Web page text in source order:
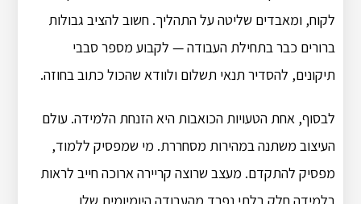
לקוח, ומאבדים שליטה על התהליך. חשוב להציב גבולות
ברורים כבר בתחילת העבודה — לקבוע מספר סבבי
תיקונים, להסדיר תנאי תשלום ולוודא שהכול כתוב בחוזה.
לבסוף, אחת הטעויות הכואבות היא הזנחת הלמידה. עולם
העיצוב משתנה במהירות מסחררת. מי שמפסיק ללמוד,
מפסיק להתקדם. מעצב שרוצה קריירה ארוכה חייב לראות
בלמידה חלק בלתי נפרד מהעבודה היומיומית שלו.